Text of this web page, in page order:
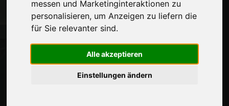
messen und Marketinginteraktionen zu
personalisieren, um Anzeigen zu liefern die
für Sie relevanter sind.
Alle akzeptieren
Einstellungen ändern
Stelle dich vor
Privatsphäre
Seitenverzeichnis
Auf dem Laufenden bleiben